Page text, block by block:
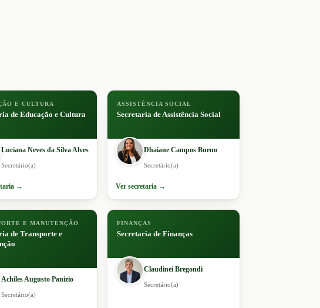
E CULTURA
de Educação e Cultura
Luciana Neves da Silva Alves
Secretário(a)
→
ASSISTÊNCIA SOCIAL
Secretaria de Assistência Social
Dhaiane Campos Bueno
Secretário(a)
Ver secretaria →
E MANUTENÇÃO
de Transporte e
Achiles Augusto Panizio
Secretário(a)
FINANÇAS
Secretaria de Finanças
Claudinei Bregondi
Secretário(a)